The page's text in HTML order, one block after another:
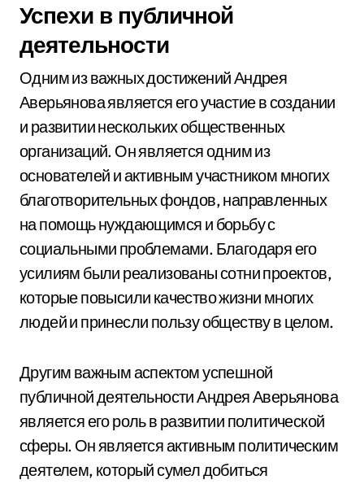
Успехи в публичной
деятельности
Одним из важных достижений Андрея
Аверьянова является его участие в создании
и развитии нескольких общественных
организаций. Он является одним из
основателей и активным участником многих
благотворительных фондов, направленных
на помощь нуждающимся и борьбу с
социальными проблемами. Благодаря его
усилиям были реализованы сотни проектов,
которые повысили качество жизни многих
людей и принесли пользу обществу в целом.
Другим важным аспектом успешной
публичной деятельности Андрея Аверьянова
является его роль в развитии политической
сферы. Он является активным политическим
деятелем, который сумел добиться